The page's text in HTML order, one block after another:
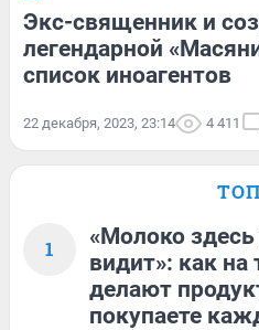
Экс-священник и
легендарной
список иноагентов
22 декабря, 2023, 23:14 4 411
1
«Молоко
видит»: как
делают
покупаете